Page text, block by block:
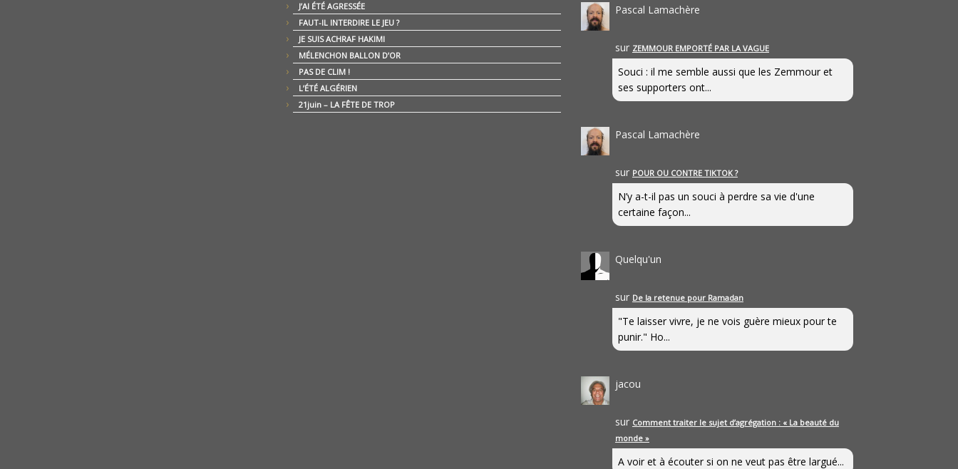
J’AI ÉTÉ AGRESSÉE
FAUT-IL INTERDIRE LE JEU ?
JE SUIS ACHRAF HAKIMI
MÉLENCHON BALLON D’OR
PAS DE CLIM !
L’ÉTÉ ALGÉRIEN
21juin – LA FÊTE DE TROP
Pascal Lamachère
sur ZEMMOUR EMPORTÉ PAR LA VAGUE
Souci : il me semble aussi que les Zemmour et
ses supporters ont...
Pascal Lamachère
sur POUR OU CONTRE TIKTOK ?
N’y a-t-il pas un souci à perdre sa vie d'une
certaine façon...
Quelqu'un
sur De la retenue pour Ramadan
"Te laisser vivre, je ne vois guère mieux pour te
punir." Ho...
jacou
sur Comment traiter le sujet d’agrégation : « La beauté du
monde »
A voir et à écouter si on ne veut pas être largué...